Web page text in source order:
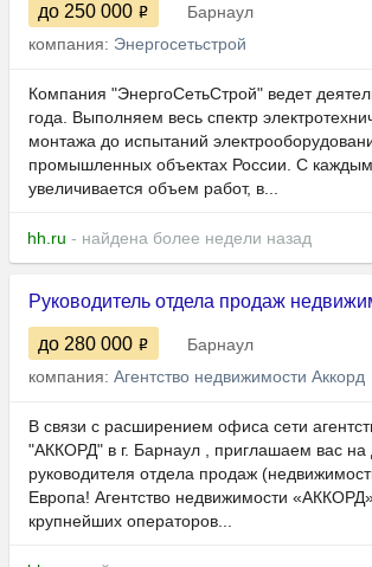
до 250 000
Барнаул
компания: Энергосетьстрой
Компания "ЭнергоСетьСтрой" ведет
года. Выполняем весь спектр
монтажа до испытаний
промышленных объектах России. С
увеличивается объем работ, в...
hh.ru - найдена более недели назад
Руководитель отдела продаж
до 280 000
Барнаул
компания: Агентство недвижимости Аккорд
В связи с расширением офиса сети
"АККОРД" в г. Барнаул , приглашаем вас на
руководителя отдела продаж
Европа! Агентство недвижимости
крупнейших операторов...